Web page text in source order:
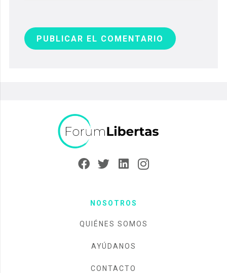
PUBLICAR EL COMENTARIO
NOSOTROS
QUIÉNES SOMOS
AYÚDANOS
CONTACTO